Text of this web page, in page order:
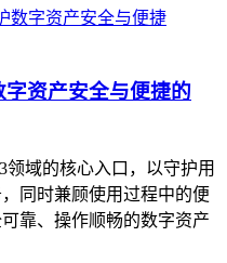
资产安全与便捷的
领域的核心入口，以守护用
同时兼顾使用过程中的便
靠、操作顺畅的数字资产